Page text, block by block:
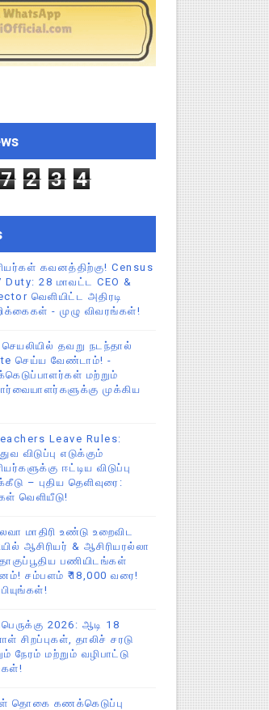
முக்கிய செயல்முறைகள் வெளியீடு!
7 2 3 4
கவனத்திற்கு! Census
Duty: 28 மாவட்ட CEO &
வெளியிட்ட அதிரடி
- முழு விவரங்கள்!
செயலியில் தவறு நடந்தால்
செய்ய வேண்டாம்! -
மற்றும்
முக்கிய
Leave Rules:
விடுப்பு எடுக்கும்
ஈட்டிய விடுப்பு
– புதிய தெளிவுரை:
வெளியீடு!
மாதிரி உண்டு உறைவிட
ஆசிரியர் & ஆசிரியரல்லா
பணியிடங்கள்
சம்பளம் ₹18,000 வரை!
2026: ஆடி 18
சிறப்புகள், தாலிச் சரடு
நேரம் மற்றும் வழிபாட்டு
தொகை கணக்கெடுப்பு